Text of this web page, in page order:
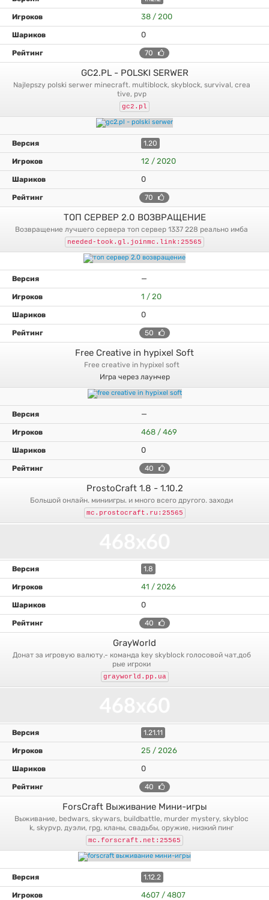
38 / 200
0
70
GC2.PL - POLSKI SERWER
najlepszy polski serwer minecraft. multiblock, skyblock, survival, crea
tive, pvp
gc2.pl
1.20
12 / 2020
0
70
ТОП СЕРВЕР 2.0 ВОЗВРАЩЕНИЕ
возвращение лучшего сервера топ сервер 1337 228 реально имба
needed-took.gl.joinmc.link:25565
—
1 / 20
0
50
Free Creative in hypixel Soft
free creative in hypixel soft
Игра через лаунчер
—
468 / 469
0
40
ProstoCraft 1.8 - 1.10.2
большой онлайн. миниигры. и много всего другого. заходи
mc.prostocraft.ru:25565
1.8
41 / 2026
0
40
GrayWorld
донат за игровую валюту.- команда key skyblock голосовой чат,доб
рые игроки
grayworld.pp.ua
1.21.11
25 / 2026
0
40
ForsCraft Выживание Мини-игры
выживание, bedwars, skywars, buildbattle, murder mystery, skybloc
k, skypvp, дуэли, rpg, кланы, свадьбы, оружие, низкий пинг
mc.forscraft.net:25565
1.12.2
4607 / 4807